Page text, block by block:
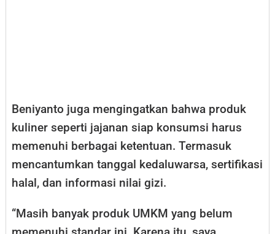
Beniyanto juga mengingatkan bahwa produk
kuliner seperti jajanan siap konsumsi harus
memenuhi berbagai ketentuan. Termasuk
mencantumkan tanggal kedaluwarsa, sertifikasi
halal, dan informasi nilai gizi.
“Masih banyak produk UMKM yang belum